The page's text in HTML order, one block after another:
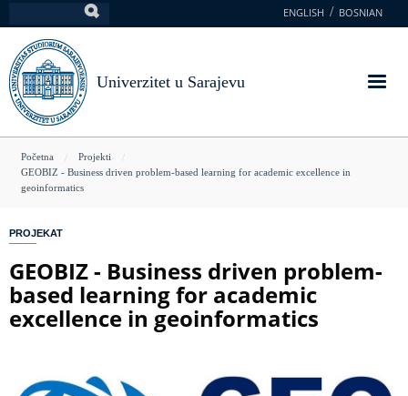
na
glavni
sadržaj
ENGLISH BOSNIAN
Univerzitet u Sarajevu
You
are
Početna
Projekti
GEOBIZ - Business driven problem-based learning for academic excellence in
geoinformatics
PROJEKAT
GEOBIZ - Business driven problem-
based learning for academic
excellence in geoinformatics